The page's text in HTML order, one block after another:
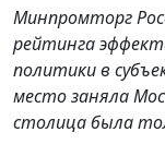
Минпромторг
рейтинга
политики в
место заняла
столица была